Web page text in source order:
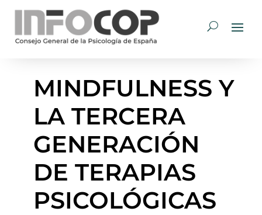
MINDFULNESS Y
LA TERCERA
GENERACIÓN
DE TERAPIAS
PSICOLÓGICAS